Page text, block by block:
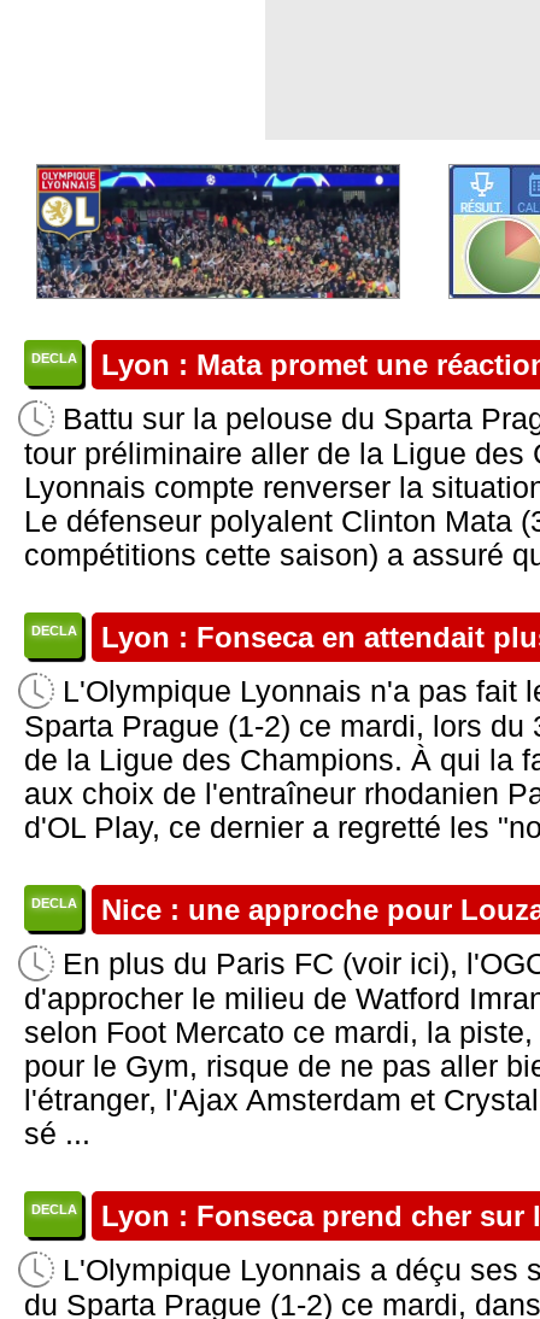
DECLA Lyon : Mata promet une
Battu sur la pelouse du Sparta
tour préliminaire aller de la Ligue des
Lyonnais compte renverser la
Le défenseur polyalent Clinton Mata
compétitions cette saison) a assuré
DECLA Lyon : Fonseca en attendait
L'Olympique Lyonnais n'a pas fait
Sparta Prague (1-2) ce mardi, lors du
de la Ligue des Champions. À qui la
aux choix de l'entraîneur rhodanien
d'OL Play, ce dernier a regretté les
DECLA Nice : une approche pour
En plus du Paris FC (voir ici),
d'approcher le milieu de Watford
selon Foot Mercato ce mardi, la
pour le Gym, risque de ne pas aller
l'étranger, l'Ajax Amsterdam et
sé ...
DECLA Lyon : Fonseca prend cher sur
L'Olympique Lyonnais a déçu ses
du Sparta Prague (1-2) ce mardi,